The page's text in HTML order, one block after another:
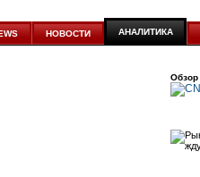
НОВОСТИ АНАЛИТИКА
Обзор